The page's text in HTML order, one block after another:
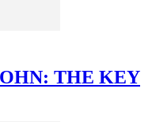
THE KEY